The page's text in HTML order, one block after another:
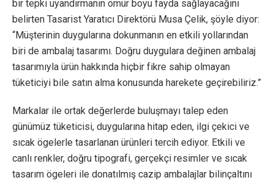
bir tepki uyandırmanın ömür boyu fayda sağlayacağını
belirten Tasarist Yaratıcı Direktörü Musa Çelik, şöyle diyor:
“Müşterinin duygularına dokunmanın en etkili yollarından
biri de ambalaj tasarımı. Doğru duygulara değinen ambalaj
tasarımıyla ürün hakkında hiçbir fikre sahip olmayan
tüketiciyi bile satın alma konusunda harekete geçirebiliriz.”
Markalar ile ortak değerlerde buluşmayı talep eden
günümüz tüketicisi, duygularına hitap eden, ilgi çekici ve
sıcak ögelerle tasarlanan ürünleri tercih ediyor. Etkili ve
canlı renkler, doğru tipografi, gerçekçi resimler ve sıcak
tasarım ögeleri ile donatılmış cazip ambalajlar bilinçaltını